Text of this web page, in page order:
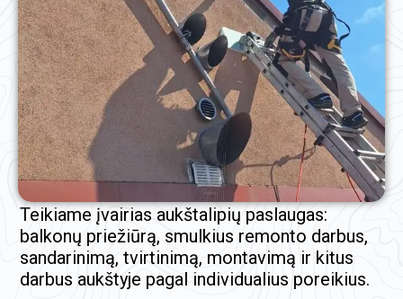
Teikiame įvairias aukštalipių paslaugas:
balkonų priežiūrą, smulkius remonto darbus,
sandarinimą, tvirtinimą, montavimą ir kitus
darbus aukštyje pagal individualius poreikius.